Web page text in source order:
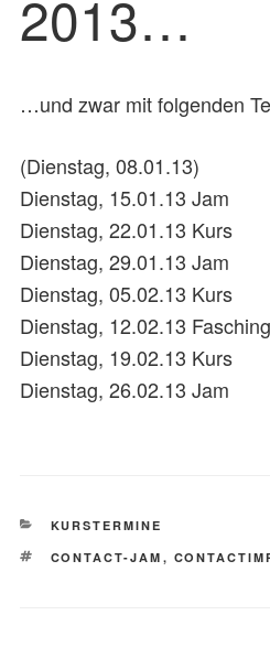
2013…
…und zwar mit folgenden
(Dienstag, 08.01.13)
Dienstag, 15.01.13 Jam
Dienstag, 22.01.13 Kurs
Dienstag, 29.01.13 Jam
Dienstag, 05.02.13 Kurs
Dienstag, 12.02.13
Dienstag, 19.02.13 Kurs
Dienstag, 26.02.13 Jam
KATEGORIEN
KURSTERMINE
SCHLAGWÖRTER
CONTACT-JAM ,